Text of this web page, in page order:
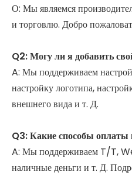
О: Мы являемся
и торговлю. Добро
Q2: Могу ли я добавить
A: Мы поддерживаем
настройку логотипа,
внешнего вида и т. Д.
Q3: Какие способы
A: Мы поддерживаем T/T,
наличные деньги и т. Д.